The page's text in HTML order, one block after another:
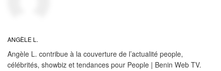
ANGÈLE L.
Angèle L. contribue à la couverture de l’actualité people,
célébrités, showbiz et tendances pour People | Benin Web TV.